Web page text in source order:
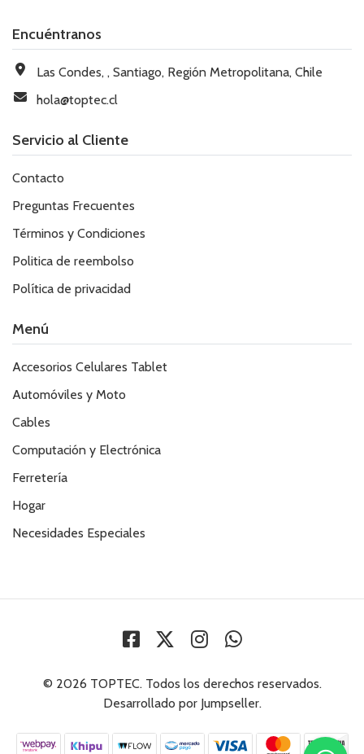
Encuéntranos
Las Condes, , Santiago, Región Metropolitana, Chile
hola@toptec.cl
Servicio al Cliente
Contacto
Preguntas Frecuentes
Términos y Condiciones
Politica de reembolso
Política de privacidad
Menú
Accesorios Celulares Tablet
Automóviles y Moto
Cables
Computación y Electrónica
Ferretería
Hogar
Necesidades Especiales
© 2026 TOPTEC. Todos los derechos reservados.
Desarrollado por Jumpseller.